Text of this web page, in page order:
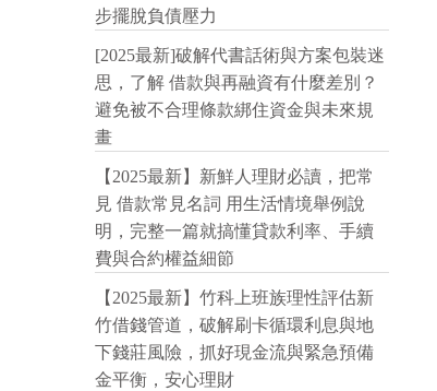
步擺脫負債壓力
[2025最新]破解代書話術與方案包裝迷
思，了解 借款與再融資有什麼差別？
避免被不合理條款綁住資金與未來規
畫
【2025最新】新鮮人理財必讀，把常
見 借款常見名詞 用生活情境舉例說
明，完整一篇就搞懂貸款利率、手續
費與合約權益細節
【2025最新】竹科上班族理性評估新
竹借錢管道，破解刷卡循環利息與地
下錢莊風險，抓好現金流與緊急預備
金平衡，安心理財